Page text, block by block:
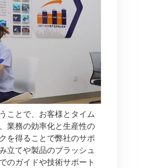
ことで、お客様とタイム
業務の効率化と生産性の
を得ることで弊社のサポ
立てや製品のブラッシュ
のガイドや技術サポート